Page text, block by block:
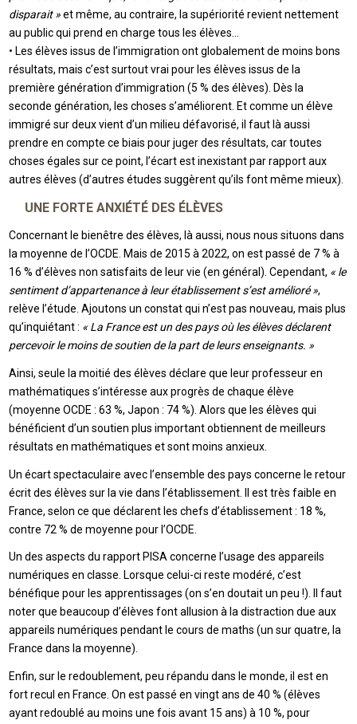
disparait »et même, au contraire, la supériorité revient nettement
au public qui prend en charge tous les élèves…
• Les élèves issus de l’immigration ont globalement de moins bons
résultats, mais c’est surtout vrai pour les élèves issus de la
première génération d’immigration (5 % des élèves). Dès la
seconde génération, les choses s’améliorent. Et comme un élève
immigré sur deux vient d’un milieu défavorisé, il faut là aussi
prendre en compte ce biais pour juger des résultats, car toutes
choses égales sur ce point, l’écart est inexistant par rapport aux
autres élèves (d’autres études suggèrent qu’ils font même mieux).
UNE FORTE ANXIÉTÉ DES ÉLÈVES
Concernant le bienêtre des élèves, là aussi, nous nous situons dans
la moyenne de l’OCDE. Mais de 2015 à 2022, on est passé de 7 % à
16 % d’élèves non satisfaits de leur vie (en général). Cependant, « le
sentiment d’appartenance à leur établissement s’est amélioré »,
relève l’étude. Ajoutons un constat qui n’est pas nouveau, mais plus
qu’inquiétant : « La France est un des pays où les élèves déclarent
percevoir le moins de soutien de la part de leurs enseignants. »
Ainsi, seule la moitié des élèves déclare que leur professeur en
mathématiques s’intéresse aux progrès de chaque élève
(moyenne OCDE : 63 %, Japon : 74 %). Alors que les élèves qui
bénéficient d’un soutien plus important obtiennent de meilleurs
résultats en mathématiques et sont moins anxieux.
Un écart spectaculaire avec l’ensemble des pays concerne le retour
écrit des élèves sur la vie dans l’établissement. Il est très faible en
France, selon ce que déclarent les chefs d’établissement : 18 %,
contre 72 % de moyenne pour l’OCDE.
Un des aspects du rapport PISA concerne l’usage des appareils
numériques en classe. Lorsque celui-ci reste modéré, c’est
bénéfique pour les apprentissages (on s’en doutait un peu !). Il faut
noter que beaucoup d’élèves font allusion à la distraction due aux
appareils numériques pendant le cours de maths (un sur quatre, la
France dans la moyenne).
Enfin, sur le redoublement, peu répandu dans le monde, il est en
fort recul en France. On est passé en vingt ans de 40 % (élèves
ayant redoublé au moins une fois avant 15 ans) à 10 %, pour